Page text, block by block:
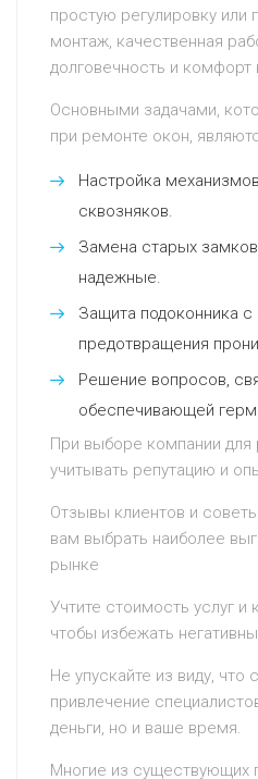
простую регулировку
монтаж, качественная
долговечность и
Основными задачами,
при ремонте окон,
Настройка
сквозняков.
Замена старых
надежные.
Защита подоконника
предотвращения
Решение вопросов,
обеспечивающей
При выборе компании
учитывать репутацию и
Отзывы клиентов и
вам выбрать наиболее
рынке
Учтите стоимость услуг и
чтобы избежать
Не упускайте из виду,
привлечение
деньги, но и ваше время.
Многие из